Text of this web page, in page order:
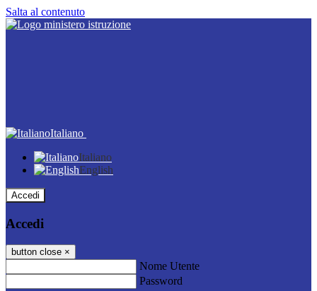
Salta al contenuto
Italiano
Italiano
English
Accedi
Accedi
button close ×
Nome Utente
Password